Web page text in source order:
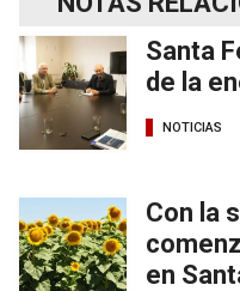
Santa
de la
NOTICIAS
Con la
en